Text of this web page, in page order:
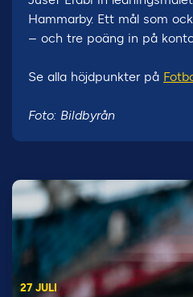
Hammarby. Ett mål som
– och tre poäng in på
Se alla höjdpunkter på
Foto: Bildbyrån
27 JULI